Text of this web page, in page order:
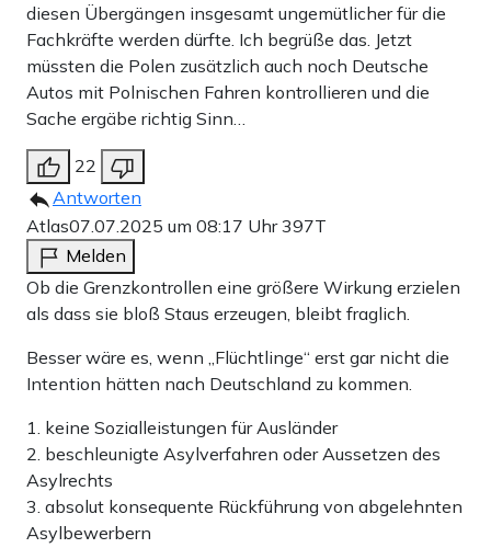
diesen Übergängen insgesamt ungemütlicher für die
Fachkräfte werden dürfte. Ich begrüße das. Jetzt
müssten die Polen zusätzlich auch noch Deutsche
Autos mit Polnischen Fahren kontrollieren und die
Sache ergäbe richtig Sinn…
22
Antworten
Atlas07.07.2025 um 08:17 Uhr397T
Melden
Ob die Grenzkontrollen eine größere Wirkung erzielen
als dass sie bloß Staus erzeugen, bleibt fraglich.
Besser wäre es, wenn „Flüchtlinge“ erst gar nicht die
Intention hätten nach Deutschland zu kommen.
1. keine Sozialleistungen für Ausländer
2. beschleunigte Asylverfahren oder Aussetzen des
Asylrechts
3. absolut konsequente Rückführung von abgelehnten
Asylbewerbern